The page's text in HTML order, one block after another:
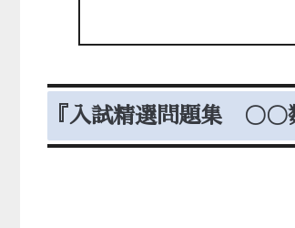
『入試精選問題集 〇〇